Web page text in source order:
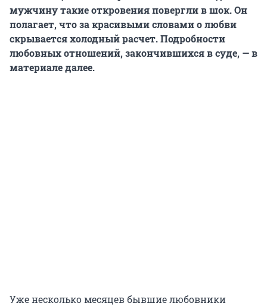
мужчину такие откровения повергли в шок. Он
полагает, что за красивыми словами о любви
скрывается холодный расчет. Подробности
любовных отношений, закончившихся в суде, — в
материале далее.
Уже несколько месяцев бывшие любовники